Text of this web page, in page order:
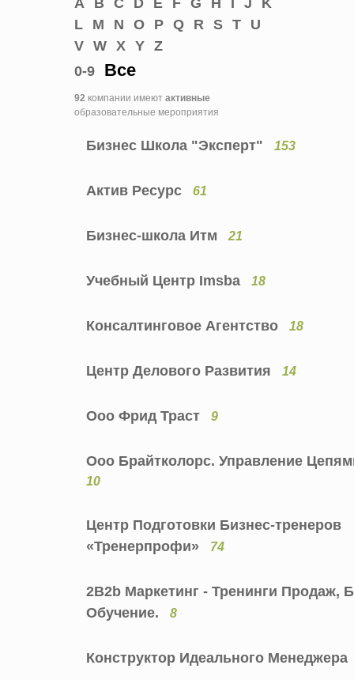
A
B C D E F G H I J
K
L
M N O P Q R S T
U
V W X Y Z
0-9
Все
92 компании имеют активные
образовательные мероприятия
Бизнес Школа "Эксперт" 153
Актив Ресурс 61
Бизнес-школа Итм 21
Учебный Центр Imsba 18
Консалтинговое Агентство 18
Центр Делового Развития 14
Ооо Фрид Траст 9
Ооо Брайтколорс. Управление
10
Центр Подготовки Бизнес-тренеров
«Тренерпрофи»
74
2B2b Маркетинг - Тренинги Продаж,
Обучение.
8
Конструктор Идеального Менеджера